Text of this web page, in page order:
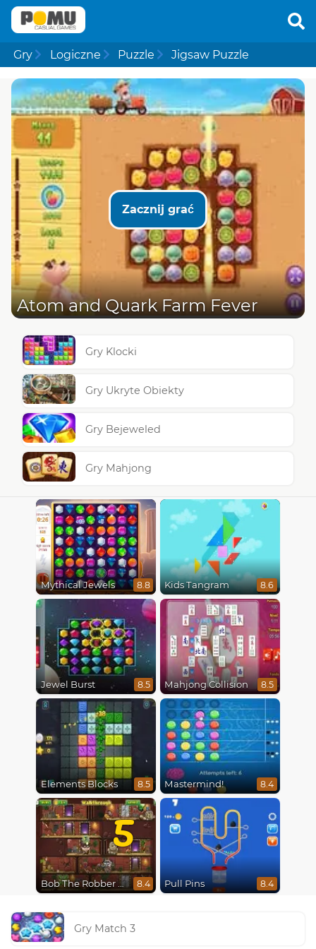
Gry Logiczne Puzzle Jigsaw Puzzle
Zacznij grać
Atom and Quark Farm Fever
Gry Klocki
Gry Ukryte Obiekty
Gry Bejeweled
Gry Mahjong
Mythical Jewels 8.8 Kids Tangram 8.6
Jewel Burst 8.5 Mahjong Collision 8.5
Elements Blocks 8.5 Mastermind! 8.4
5
Bob The Robber 5 The Temple Adventure 8.4 Pull Pins 8.4
Gry Match 3